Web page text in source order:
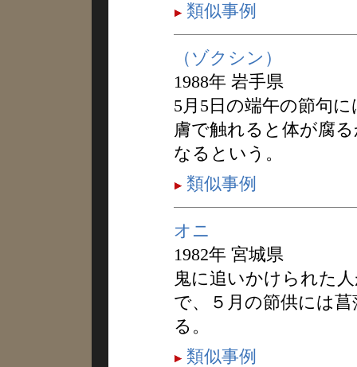
類似事例
（ゾクシン）
1988年 岩手県
5月5日の端午の節句
膚で触れると体が腐
なるという。
類似事例
オニ
1982年 宮城県
鬼に追いかけられた
で、５月の節供には
る。
類似事例